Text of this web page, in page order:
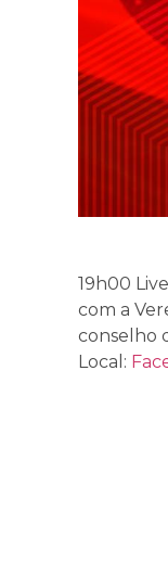
19h00
com a
conselho
Local: